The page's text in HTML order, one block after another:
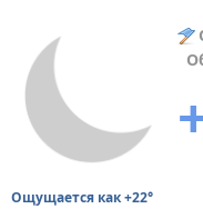
Ощущается как +22°